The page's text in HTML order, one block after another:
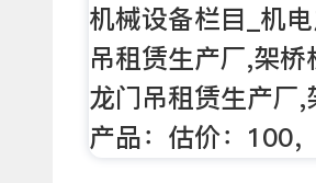
机械设备栏目_机
吊租赁生产厂,架
龙门吊租赁生产厂,
产品：估价：100，